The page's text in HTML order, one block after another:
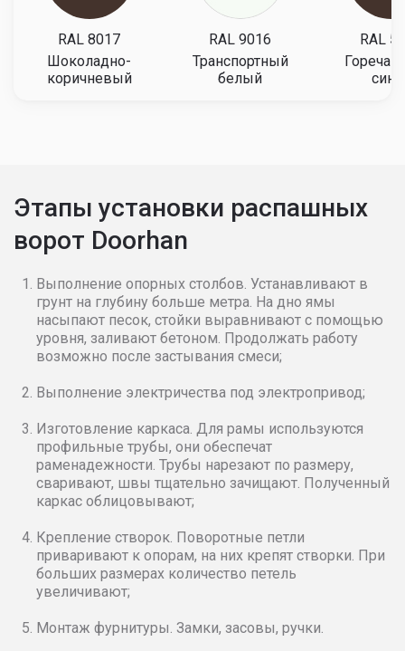
RAL 8017
Шоколадно-
коричневый
RAL 9016
Транспортный
белый
RAL
Этапы установки распашных
ворот Doorhan
Выполнение опорных столбов. Устанавливают в
грунт на глубину больше метра. На дно ямы
насыпают песок, стойки выравнивают с помощью
уровня, заливают бетоном. Продолжать работу
возможно после застывания смеси;
Выполнение электричества под электропривод;
Изготовление каркаса. Для рамы используются
профильные трубы, они обеспечат
раменадежности. Трубы нарезают по размеру,
сваривают, швы тщательно зачищают. Полученный
каркас облицовывают;
Крепление створок. Поворотные петли
приваривают к опорам, на них крепят створки. При
больших размерах количество петель
увеличивают;
Монтаж фурнитуры. Замки, засовы, ручки.